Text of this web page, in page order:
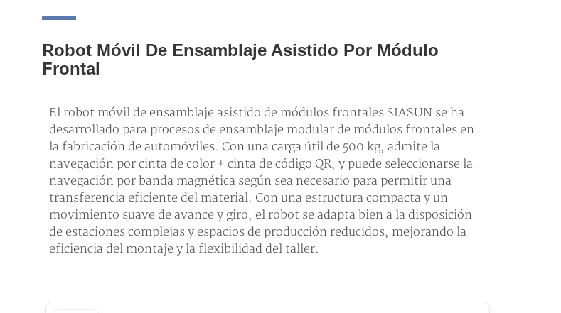
Robot Móvil De Ensamblaje Asistido Por Módulo
Frontal
El robot móvil de ensamblaje asistido de módulos frontales SIASUN se ha
desarrollado para procesos de ensamblaje modular de módulos frontales en
la fabricación de automóviles. Con una carga útil de 500 kg, admite la
navegación por cinta de color + cinta de código QR, y puede seleccionarse la
navegación por banda magnética según sea necesario para permitir una
transferencia eficiente del material. Con una estructura compacta y un
movimiento suave de avance y giro, el robot se adapta bien a la disposición
de estaciones complejas y espacios de producción reducidos, mejorando la
eficiencia del montaje y la flexibilidad del taller.